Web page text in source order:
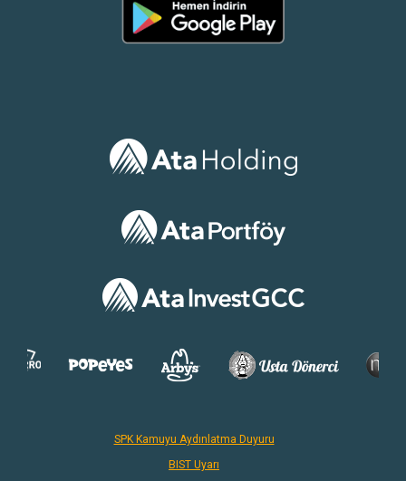
SPK Kamuyu Aydınlatma Duyuru
BIST Uyarı